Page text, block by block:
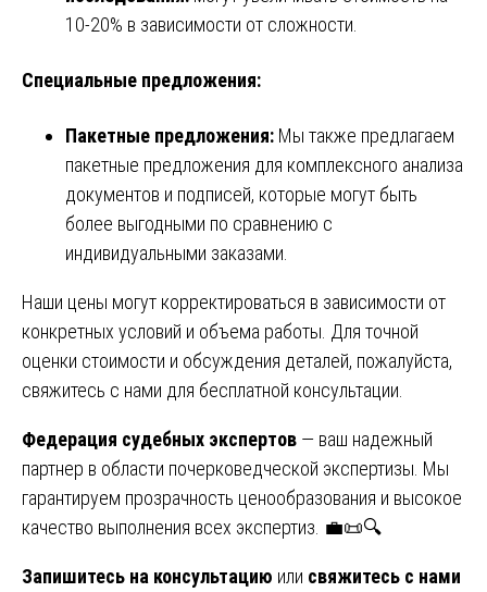
10-20% в зависимости от сложности.
Специальные предложения:
Пакетные предложения: Мы также предлагаем
пакетные предложения для комплексного анализа
документов и подписей, которые могут быть
более выгодными по сравнению с
индивидуальными заказами.
Наши цены могут корректироваться в зависимости от
конкретных условий и объема работы. Для точной
оценки стоимости и обсуждения деталей, пожалуйста,
свяжитесь с нами для бесплатной консультации.
Федерация судебных экспертов — ваш надежный
партнер в области почерковедческой экспертизы. Мы
гарантируем прозрачность ценообразования и высокое
качество выполнения всех экспертиз. 💼📜🔍
Запишитесь на консультацию или свяжитесь с нами